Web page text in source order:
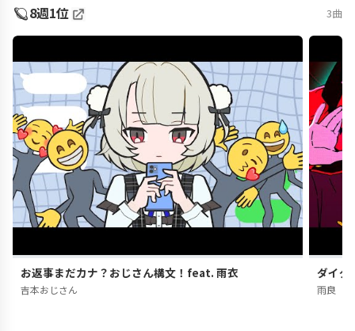
🪐8週1位 3曲
お返事まだカナ？おじさん構文！feat. 雨衣
吉本おじさん
ダイダ
雨良